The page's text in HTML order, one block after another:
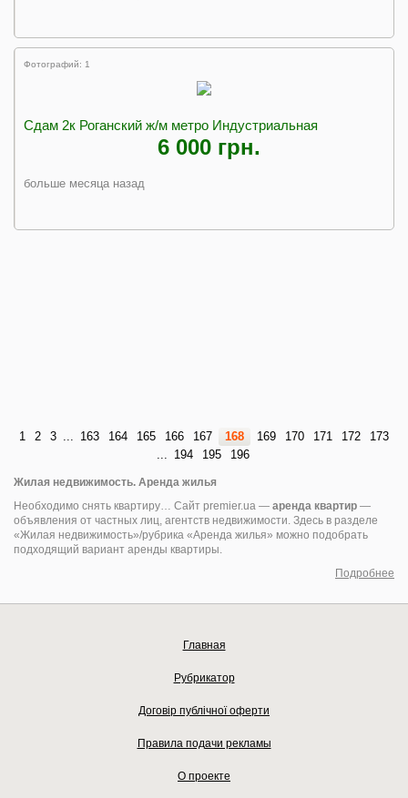
Фотографий: 1
Сдам 2к Роганский ж/м метро Индустриальная
6 000 грн.
больше месяца назад
1 2 3 ... 163 164 165 166 167 168 169 170 171 172
173
... 194 195 196
Жилая недвижимость. Аренда жилья
Необходимо снять квартиру… Сайт premier.ua — аренда квартир —
объявления от частных лиц, агентств недвижимости. Здесь в разделе
«Жилая недвижимость»/рубрика «Аренда жилья» можно подобрать
подходящий вариант аренды квартиры.
Подробнее
Главная
Рубрикатор
Договір публічної оферти
Правила подачи рекламы
О проекте